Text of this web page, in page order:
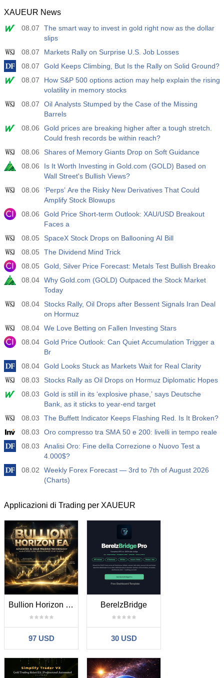
23:50
JPY
Conto Corrente non destagionalizzato
Agire
Fcst
Prev
23:50
JPY
Agire
Fcst
¥​3421.0 B
Prev
¥​3064.5 B
XAUEUR News
08.07
The smart way to invest in gold right now as the dollar
slips
08.07
Markets Rally on Surprise U.S. Job Losses
08.07
Gold Keeps Climbing, But Is the Rally on Solid Ground?
08.07
How S&P 500 options action may help explain the rising
volatility in memory stocks
08.07
Oil Analysts Stumped by the Case of the Missing
Barrels
08.06
Gold prices are breaking higher after a tough stretch.
Could fresh records be within reach?
08.06
Shares of Memory Giants Drop on Soft Guidance
08.06
Is It Worth Investing in Gold.com (GOLD) Based on
Wall Street's Bullish Views?
08.06
‘Perps’ Are the Risky New Derivatives That Could
Amplify Stock Blowups
08.06
Gold Price Short-term Outlook: XAU/USD Breakout
Faces a
08.05
SpaceX Stock Drops on Ballooning AI Bill
08.05
The Dividend Mind Trick
08.05
Gold, Silver Price Forecast: Metals Test Bullish Breako
08.04 Why Gold.com (GOLD) Outpaced the Stock Market
Today
08.04
Stocks Rally, Oil Drops after Bessent Signals Iran Deal
on Hormuz
08.04 We Love Betting on Fallen Investing Stars
08.04 Gold Price Outlook: Can Quiet Accumulation Trigger a
Br
08.04 Gold Looks Stuck as Markets Wait for Real Clarity
08.03
Stocks Rally as Oil Drops on Hormuz Diplomatic Hopes
08.03
Gold is still in its ‘explosive phase,’ says Deutsche
Bank, as it sticks to year-end target
08.03
The Buffett Indicator Keeps Flashing Red. Is It Broken?
08.03
Oro compresso tra SMA 50 e 200: livelli in tempo reale
08.03
Analisi Oro: Fine della Correzione o Nuovo Test a
4.000$?
08.02
Weekly Forex Forecast — 3rd to 7th of August 2026
(Charts)
Applicazioni di Trading per XAUEUR
Bullion Horizon MT5
97 USD
BerelzBridge
30 USD